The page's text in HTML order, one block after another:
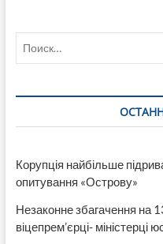
Корупція найбільше
опитування «Острову»
Незаконне збагачення на
віцепрем’єрці- міністерці